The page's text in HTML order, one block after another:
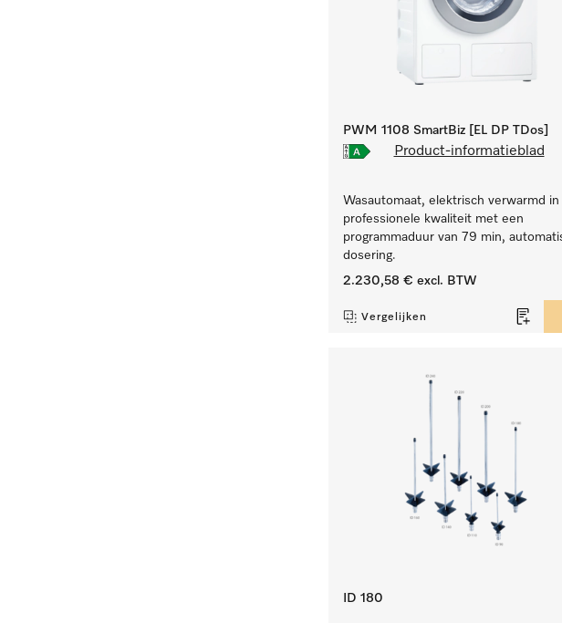
PWM 1108 SmartBiz [EL DP TDos]
Product-informatieblad
Wasautomaat, elektrisch verwarmd in
professionele kwaliteit met een
programmaduur van 79 min,
dosering.
2.230,58 € excl. BTW
Vergelijken
ID 180